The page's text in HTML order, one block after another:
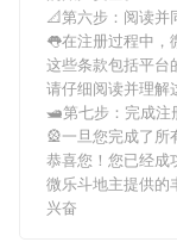
📐第六步：阅读并
👅在注册过程中，
这些条款包括平台
请仔细阅读并理解
🛥第七步：完成注
🎡一旦您完成了所
恭喜您！您已经成
微乐斗地主提供的
兴奋